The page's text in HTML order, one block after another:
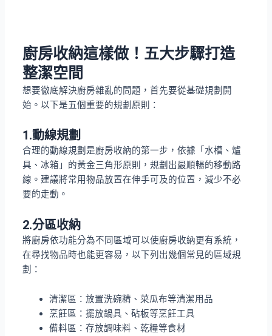
廚房收納這樣做！五大步驟打造
整潔空間
想要徹底解決廚房雜亂的問題，首先要從基礎規劃開
始。以下是五個重要的規劃原則：
1.動線規劃
合理的動線規劃是廚房收納的第一步，依據「水槽、爐
具、冰箱」的黃金三角形原則，規劃出最順暢的移動路
線。建議將常用物品放置在伸手可及的位置，減少不必
要的走動。
2.分區收納
將廚房依功能分為不同區域可以使廚房收納更有系統，
在尋找物品時也能更容易，以下列出幾個常見的區域規
劃：
清潔區：放置洗碗精、菜瓜布等清潔用品
烹飪區：擺放鍋具、砧板等烹飪工具
備料區：存放調味料、乾糧等食材